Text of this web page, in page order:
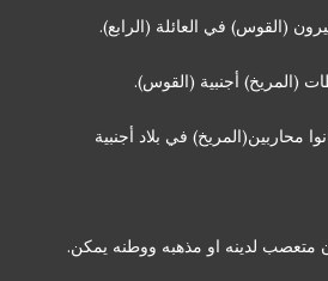
(القوس) في العائلة (الرابع).
(المريخ) أجنبية (القوس).
محاربين(المريخ) في بلاد أجنبية
متعصب لدينه او مذهبه ووطنه يمكن.